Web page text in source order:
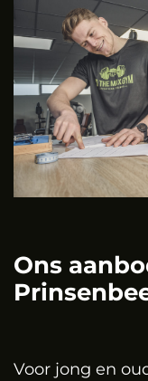
Ons
Voor jong en